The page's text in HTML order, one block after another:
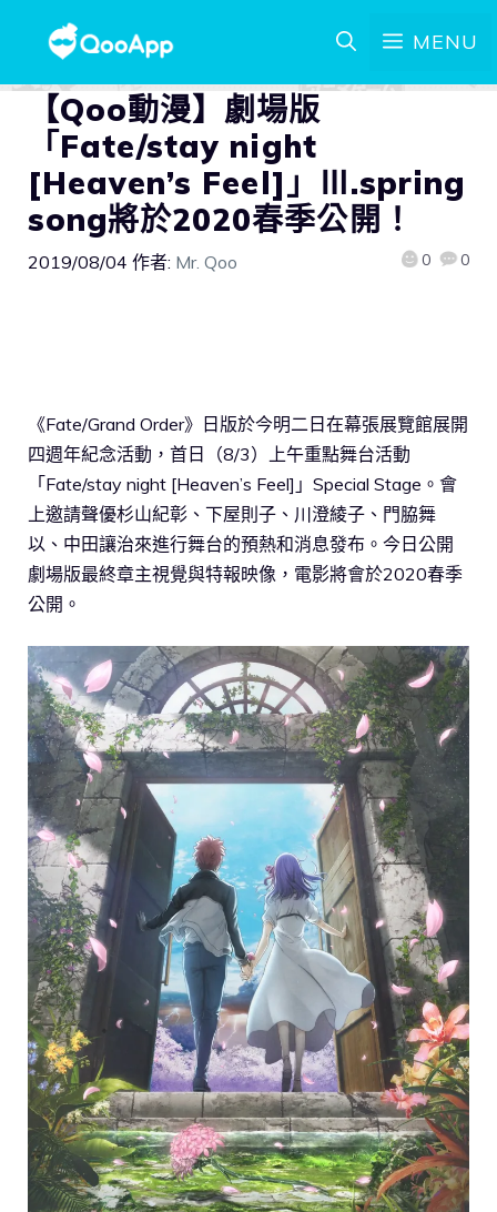
MENU
【Qoo動漫】劇場版
「Fate/stay night
[Heaven’s Feel]」Ⅲ.spring
song將於2020春季公開！
2019/08/04 作者: Mr. Qoo 0 0
《Fate/Grand Order》日版於今明二日在幕張展覽館展開
四週年紀念活動，首日（8/3）上午重點舞台活動
「Fate/stay night [Heaven’s Feel]」Special Stage。會
上邀請聲優杉山紀彰、下屋則子、川澄綾子、門脇舞
以、中田讓治來進行舞台的預熱和消息發布。今日公開
劇場版最終章主視覺與特報映像，電影將會於2020春季
公開。